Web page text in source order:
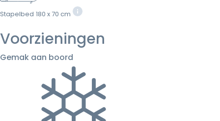
Stapelbed 180 x 70 cm
Voorzieningen
Gemak aan boord